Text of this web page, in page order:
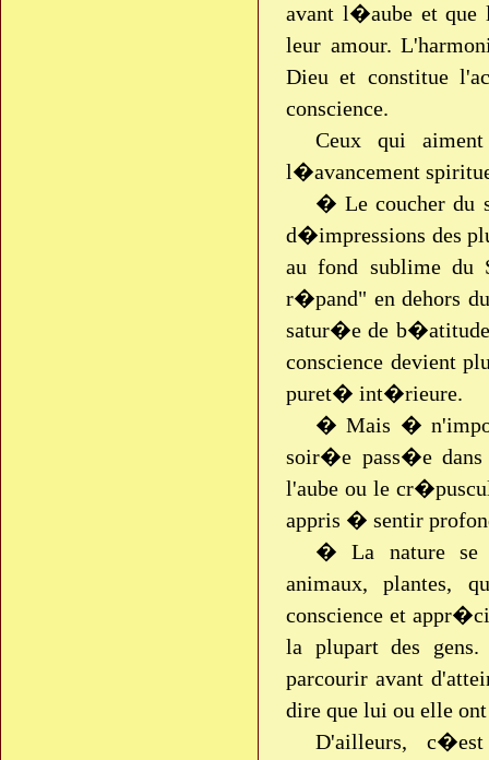
avant l�aube et que
leur amour.
Dieu et constitue
conscience.
Ceux qui
l�avancement
� Le coucher du
d�impressions des
au fond sublime du
r�pand" en dehors
satur�e de
conscience devient
puret� int�rieure.
� Mais �
soir�e pass�e
l'aube ou le
appris � sentir
� La nature se
animaux, plantes,
conscience et
la plupart des
parcourir avant
dire que lui ou elle
D'ailleurs,